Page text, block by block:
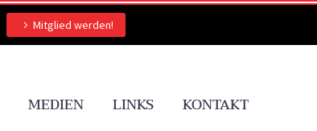
Mitglied werden!
MEDIEN LINKS KONTAKT